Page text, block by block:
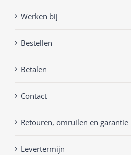
Werken bij
Bestellen
Betalen
Contact
Retouren, omruilen en garantie
Levertermijn